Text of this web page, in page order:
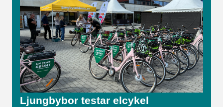
Ljungbybor testar elcykel